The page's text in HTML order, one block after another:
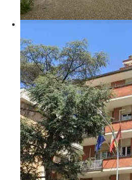
280 mq
€ 300.000Via Prospero Santacroce
122
26